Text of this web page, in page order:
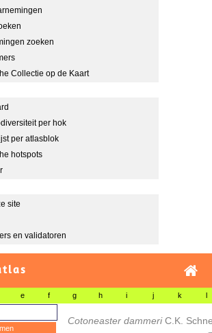
zoeken
Collectie op de Kaart
per hok
per atlasblok
hotspots
site
en validatoren
e f g h i j k l
Cotoneaster dammeriC.K.